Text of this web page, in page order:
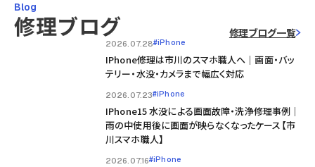
Blog
修理ブログ 修理ブログ一覧
2026.07.28#iPhone
IPhone修理は市川のスマホ職人へ｜画面・バッ
テリー・水没・カメラまで幅広く対応
2026.07.23#iPhone
IPhone15 水没による画面故障・洗浄修理事例｜
雨の中使用後に画面が映らなくなったケース【市
川スマホ職人】
2026.07.16#iPhone